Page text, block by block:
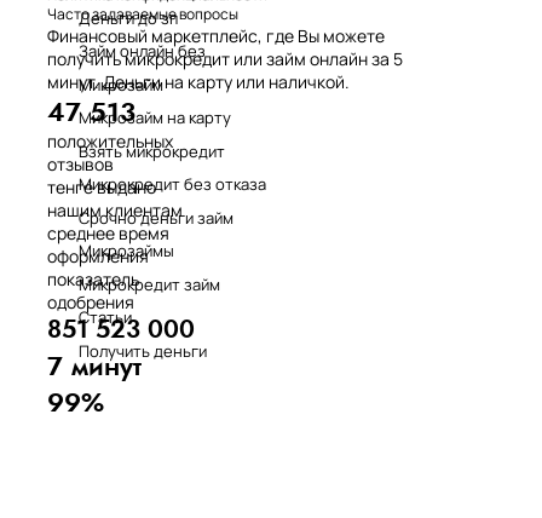
Деньги до зп
Займ онлайн без
Микрозайм
Микрозайм на карту
Взять микрокредит
Микрокредит без отказа
Срочно деньги займ
Микрозаймы
Микрокредит займ
Статьи
Получить деньги
Часто задаваемые вопросы
Финансовый маркетплейс, где Вы можете
получить микрокредит или займ онлайн за 5
минут. Деньги на карту или наличкой.
47 513
положительных
отзывов
тенге выдано
нашим клиентам
среднее время
оформления
показатель
одобрения
851 523 000
7 минут
99%